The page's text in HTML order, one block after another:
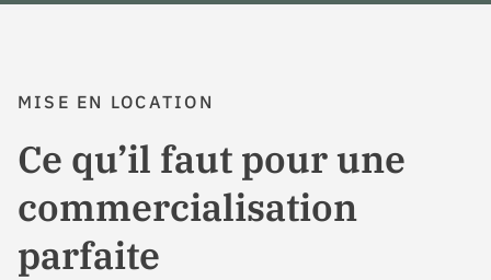
MISE EN LOCATION
Ce qu’il faut pour une
commercialisation
parfaite